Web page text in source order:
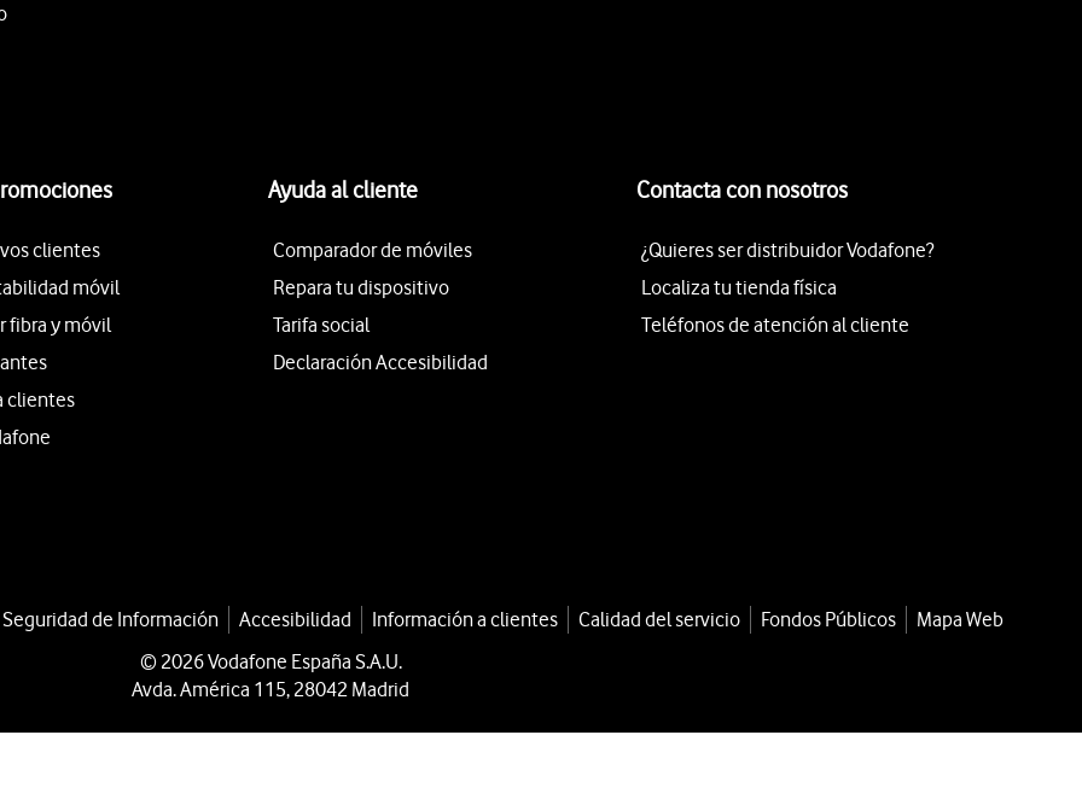
clientes
móvil
fibra y móvil
clientes
Ayuda al cliente
Comparador de móviles
Repara tu dispositivo
Tarifa social
Declaración Accesibilidad
Contacta con nosotros
¿Quieres ser distribuidor Vodafone?
Localiza tu tienda física
Teléfonos de atención al cliente
de Información Accesibilidad Información a clientes Calidad del servicio Fondos Públicos
Mapa Web
© 2026 Vodafone España S.A.U.
Avda. América 115, 28042 Madrid